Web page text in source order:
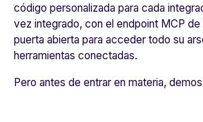
código personalizada para cada
vez integrado, con el endpoint MCP de
puerta abierta para acceder todo su
herramientas conectadas.
Pero antes de entrar en materia,